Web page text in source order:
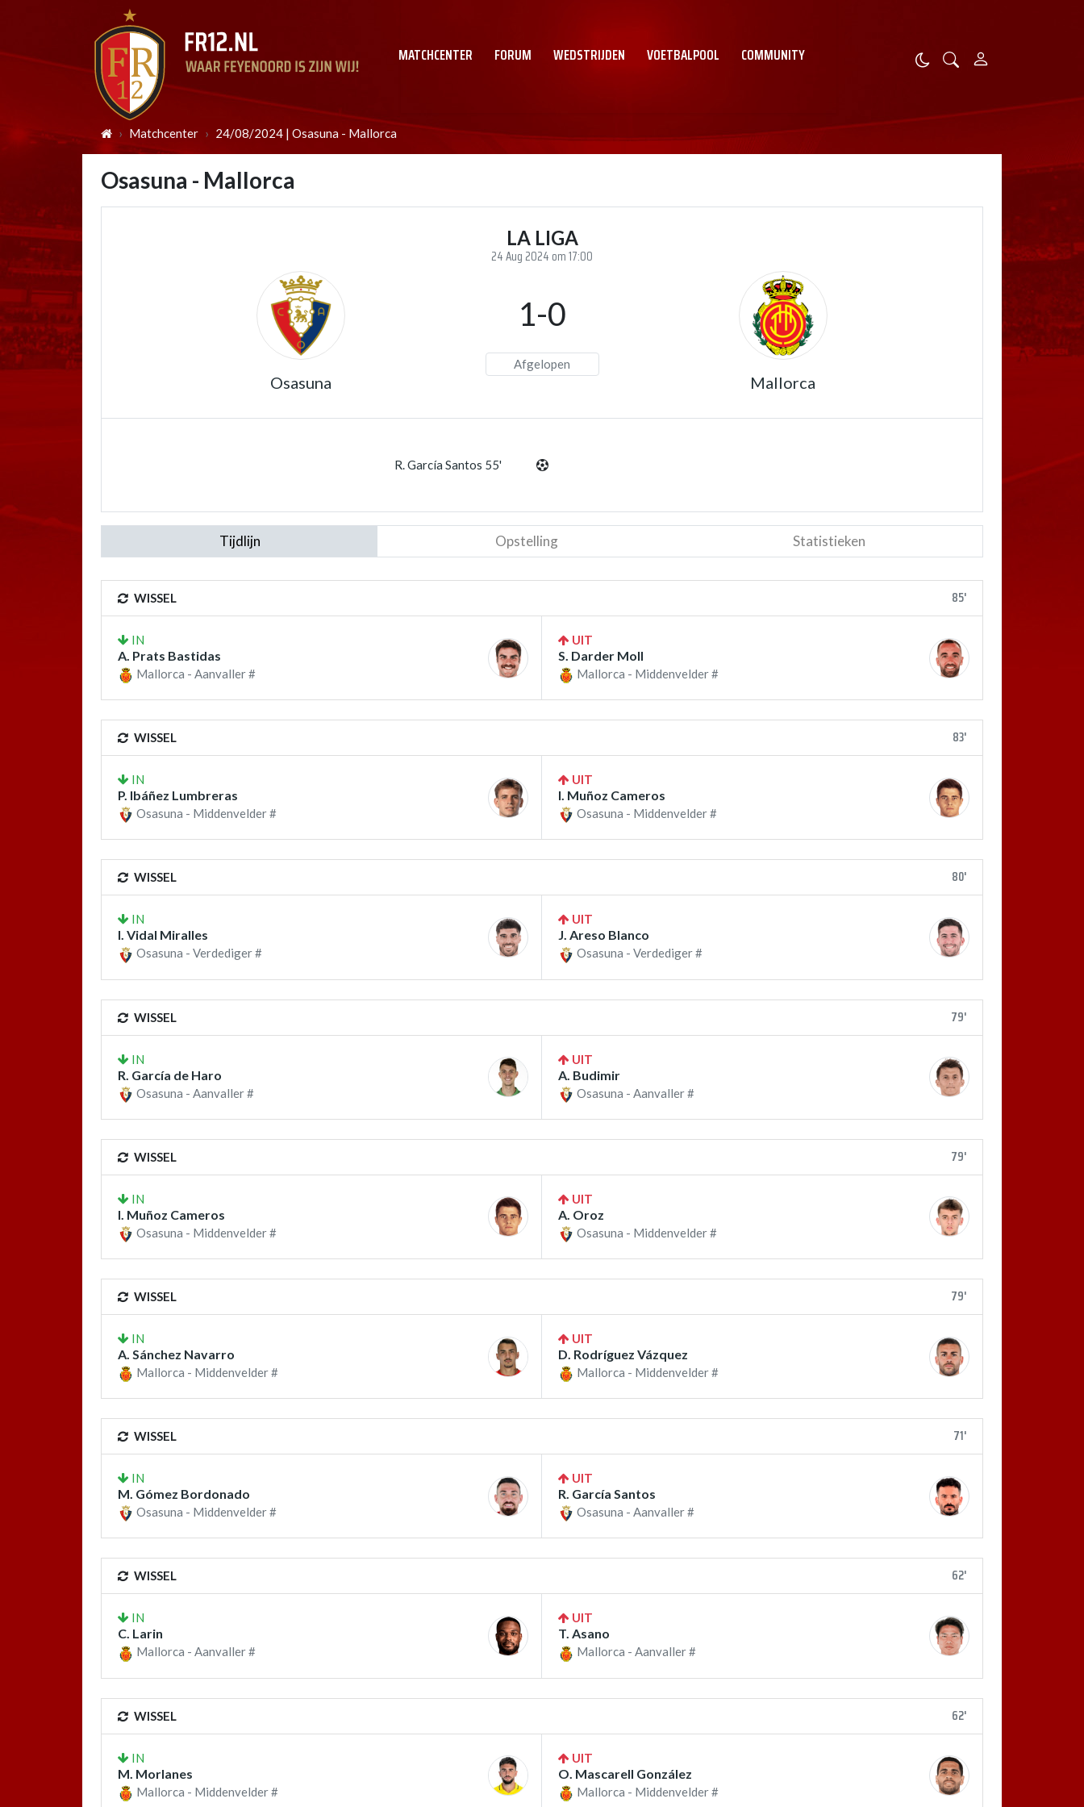
MATCHCENTER FORUM WEDSTRIJDEN VOETBALPOOL COMMUNITY
Matchcenter 24/08/2024 | Osasuna - Mallorca
Osasuna - Mallorca
LA LIGA
24 Aug 2024 om 17:00
Osasuna
1-0
Afgelopen
Mallorca
R. García Santos 55'
Tijdlijn Opstelling Statistieken
WISSEL 85'
IN
A. Prats Bastidas
Mallorca - Aanvaller #
UIT
S. Darder Moll
Mallorca - Middenvelder #
WISSEL 83'
IN
P. Ibáñez Lumbreras
Osasuna - Middenvelder #
UIT
I. Muñoz Cameros
Osasuna - Middenvelder #
WISSEL 80'
IN
I. Vidal Miralles
Osasuna - Verdediger #
UIT
J. Areso Blanco
Osasuna - Verdediger #
WISSEL 79'
IN
R. García de Haro
Osasuna - Aanvaller #
UIT
A. Budimir
Osasuna - Aanvaller #
WISSEL 79'
IN
I. Muñoz Cameros
Osasuna - Middenvelder #
UIT
A. Oroz
Osasuna - Middenvelder #
WISSEL 79'
IN
A. Sánchez Navarro
Mallorca - Middenvelder #
UIT
D. Rodríguez Vázquez
Mallorca - Middenvelder #
WISSEL 71'
IN
M. Gómez Bordonado
Osasuna - Middenvelder #
UIT
R. García Santos
Osasuna - Aanvaller #
WISSEL 62'
IN
C. Larin
Mallorca - Aanvaller #
UIT
T. Asano
Mallorca - Aanvaller #
WISSEL 62'
IN
M. Morlanes
Mallorca - Middenvelder #
UIT
O. Mascarell González
Mallorca - Middenvelder #